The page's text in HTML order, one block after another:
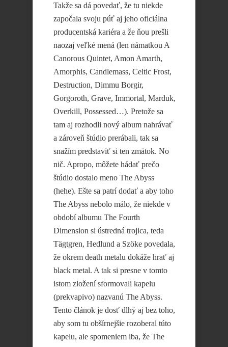
Takže sa dá povedať, že tu niekde
započala svoju púť aj jeho oficiálna
producentská kariéra a že ňou prešli
naozaj veľké mená (len námatkou A
Canorous Quintet, Amon Amarth,
Amorphis, Candlemass, Celtic Frost,
Destruction, Dimmu Borgir,
Gorgoroth, Grave, Immortal, Marduk,
Overkill, Possessed…). Pretože sa
tam aj rozhodli nový album nahrávať
a zároveň štúdio prerábali, tak sa
snažím predstaviť si ten zmätok. No
nič. Apropo, môžete hádať prečo
štúdio dostalo meno The Abyss
(hehe). Ešte sa patrí dodať a aby toho
The Abyss nebolo málo, že niekde v
období albumu The Fourth
Dimension si ústredná trojica, teda
Tägtgren, Hedlund a Szöke povedala,
že okrem death metalu dokáže hrať aj
black metal. A tak si presne v tomto
istom zložení sformovali kapelu
(prekvapivo) nazvanú The Abyss.
Tento článok je dosť dlhý aj bez toho,
aby som tu obšírnejšie rozoberal túto
kapelu, ale spomeniem iba, že The